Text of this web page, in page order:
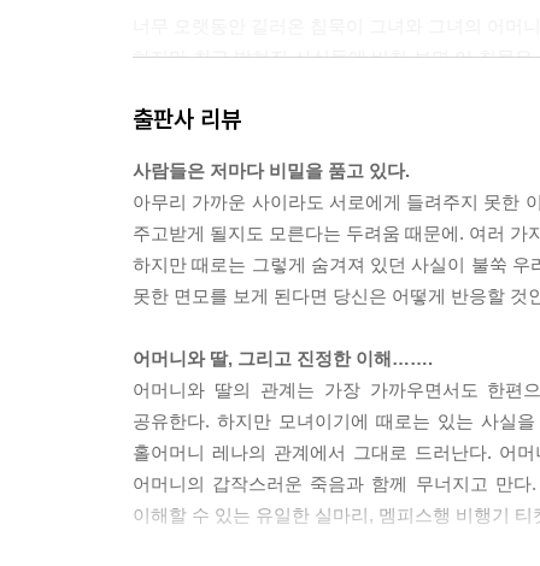
하지만 최근 밝혀진 사실들에 비춰 보면 이 침묵
준비가 되어 있다면, “Shame on you(남부끄러운
을 내놓을 준비가 되어 있지 않다면 그런 말을 할
뭐든 처음 발견하면 경이로움에 사로잡히는 청춘
만들어낼 수 있는 욕망은 유년기나, 최대한, 청소
--- p.299
출판사 리뷰
사람들은 저마다 비밀을 품고 있다.
아무리 가까운 사이라도 서로에게 들려주지 못한
주고받게 될지도 모른다는 두려움 때문에. 여러
하지만 때로는 그렇게 숨겨져 있던 사실이 불쑥
못한 면모를 보게 된다면 당신은 어떻게 반응할 것
어머니와 딸, 그리고 진정한 이해…….
어머니와 딸의 관계는 가장 가까우면서도 한편
공유한다. 하지만 모녀이기에 때로는 있는 사실
홀어머니 레나의 관계에서 그대로 드러난다. 어
어머니의 갑작스러운 죽음과 함께 무너지고 만
이해할 수 있는 유일한 실마리, 멤피스행 비행기